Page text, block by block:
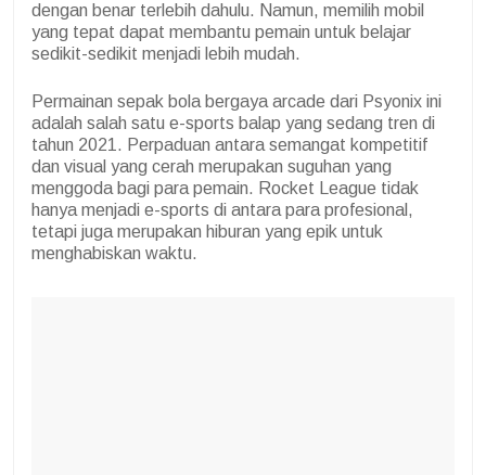
dengan benar terlebih dahulu. Namun, memilih mobil
yang tepat dapat membantu pemain untuk belajar
sedikit-sedikit menjadi lebih mudah.
Permainan sepak bola bergaya arcade dari Psyonix ini
adalah salah satu e-sports balap yang sedang tren di
tahun 2021. Perpaduan antara semangat kompetitif
dan visual yang cerah merupakan suguhan yang
menggoda bagi para pemain. Rocket League tidak
hanya menjadi e-sports di antara para profesional,
tetapi juga merupakan hiburan yang epik untuk
menghabiskan waktu.